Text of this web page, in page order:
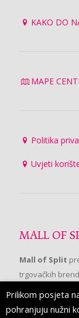
KAKO DO
MAPE
Politika
Uvjeti
MALL OF
Mall of Split
trgovačkih
prvi put
Prilikom posjeta
pohranjuju nužni